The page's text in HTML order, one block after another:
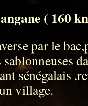
( 160
par le
sénégalais
village.